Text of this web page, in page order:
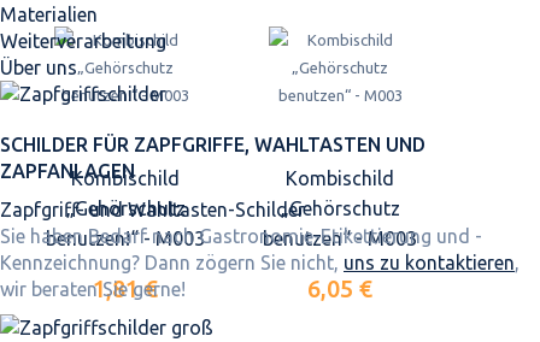
Materialien
Weiterverarbeitung
Über uns
SCHILDER FÜR ZAPFGRIFFE, WAHLTASTEN UND
ZAPFANLAGEN
Zapfgriff- und Wahltasten-Schilder
Sie haben Bedarf nach Gastronomie-Etikettierung und -
Kennzeichnung? Dann zögern Sie nicht, uns zu kontaktieren,
wir beraten Sie gerne!
Kombischild
„Gehörschutz
benutzen!“ - M003
1,81 €
Kombischild
„Gehörschutz
benutzen“ - M003
6,05 €